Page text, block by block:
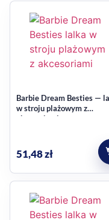
Barbie Dream Besties —
w stroju plażowym z
akcesoriami
51,48zł